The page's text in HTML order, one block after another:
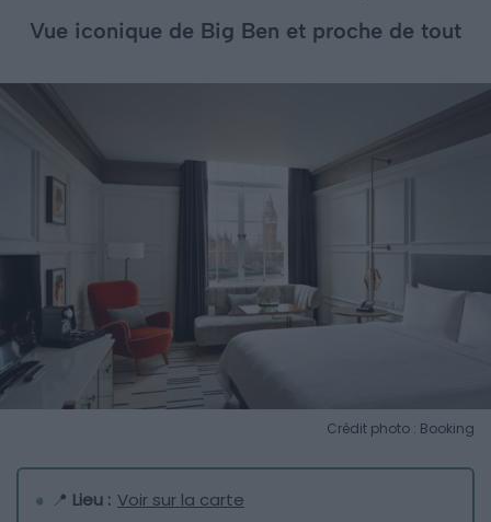
Vue iconique de Big Ben et proche de tout
Crédit photo : Booking
📍 Lieu : Voir sur la carte